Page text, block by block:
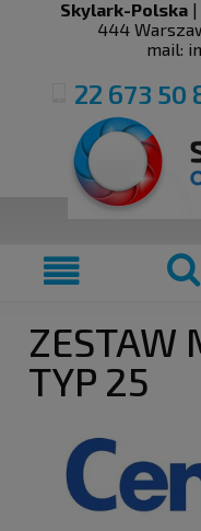
Skylark-Polska |
444
mail:
22 673 50
ZESTAW
TYP 25